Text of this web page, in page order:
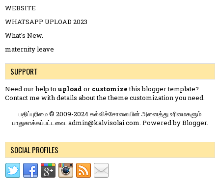
WEBSITE
WHATSAPP UPLOAD 2023
What's New.
maternity leave
SUPPORT
Need our help to upload or customizethis blogger template?
Contact me with details about the theme customization you need.
பதிப்புரிமை © 2009-2024 கல்விச்சோலையின் அனைத்து உரிமைகளும்
பாதுகாக்கப்பட்டவை. admin@kalvisolai.com. Powered byBlogger.
SOCIAL PROFILES